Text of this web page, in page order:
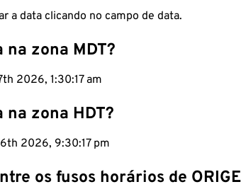
a data clicando no campo de data.
na zona MDT?
2026, 1:30:18 am
na zona HDT?
2026, 9:30:18 pm
os fusos horários de